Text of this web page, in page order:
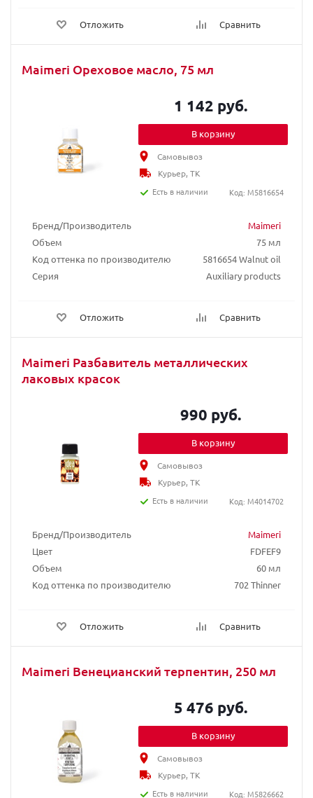
Отложить Сравнить
Maimeri Ореховое масло, 75 мл
Бренд/Производитель
Maimeri
Объем
75 мл
Код оттенка по производителю
5816654 Walnut oil
Серия
Auxiliary products
Отложить Сравнить
1 142 руб.
В корзину
Самовывоз
Курьер, ТК
Есть в наличии
Код: M5816654
Maimeri Разбавитель металлических
лаковых красок
Бренд/Производитель
Maimeri
Цвет
FDFEF9
Объем
60 мл
Код оттенка по производителю
702 Thinner
Отложить Сравнить
990 руб.
В корзину
Самовывоз
Курьер, ТК
Есть в наличии
Код: M4014702
Maimeri Венецианский терпентин, 250 мл
5 476 руб.
В корзину
Самовывоз
Курьер, ТК
Есть в наличии
Код: M5826662